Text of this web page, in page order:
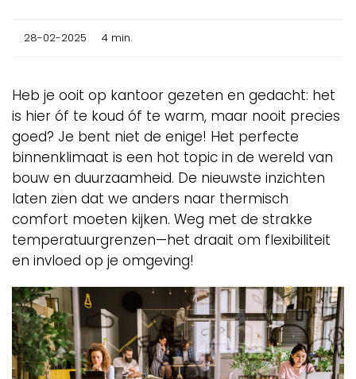
28-02-2025 4 min.
Heb je ooit op kantoor gezeten en gedacht: het
is hier óf te koud óf te warm, maar nooit precies
goed? Je bent niet de enige! Het perfecte
binnenklimaat is een hot topic in de wereld van
bouw en duurzaamheid. De nieuwste inzichten
laten zien dat we anders naar thermisch
comfort moeten kijken. Weg met de strakke
temperatuurgrenzen—het draait om flexibiliteit
en invloed op je omgeving!